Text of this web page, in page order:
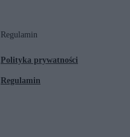
Regulamin
Polityka prywatności
Regulamin